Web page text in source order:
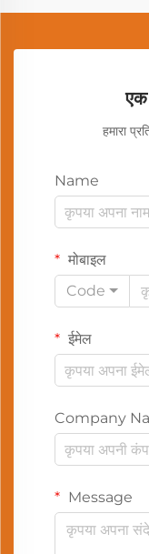
एक
हमारा
Name
मोबाइल
Code
ईमेल
Company
Message